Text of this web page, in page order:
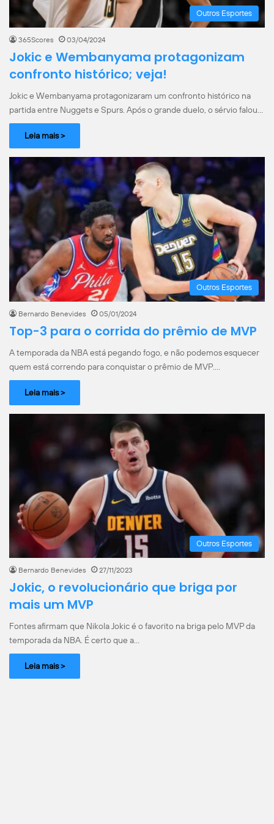
Outros Esportes
365Scores 03/04/2024
Jokic e Wembanyama protagonizam
confronto histórico; veja!
Jokic e Wembanyama protagonizaram um confronto histórico na
partida entre Nuggets e Spurs. Após o grande duelo, o sérvio falou…
Leia mais >
Outros Esportes
Bernardo Benevides 05/01/2024
Top-3 para o corrida do prêmio de MVP
A temporada da NBA está pegando fogo, e não podemos esquecer
quem está correndo para conquistar o prêmio de MVP.…
Leia mais >
Outros Esportes
Bernardo Benevides 27/11/2023
Jokic, o revolucionário que briga por
mais um MVP
Fontes afirmam que Nikola Jokic é o favorito na briga pelo MVP da
temporada da NBA. É certo que a…
Leia mais >